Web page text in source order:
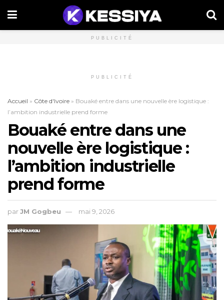
PUBLICITÉ
PUBLICITÉ
Accueil » Côte d'Ivoire » Bouaké entre dans une nouvelle ère logistique :
l’ambition industrielle prend forme
Bouaké entre dans une
nouvelle ère logistique :
l’ambition industrielle
prend forme
parJM Gogbeu mai 9, 2026